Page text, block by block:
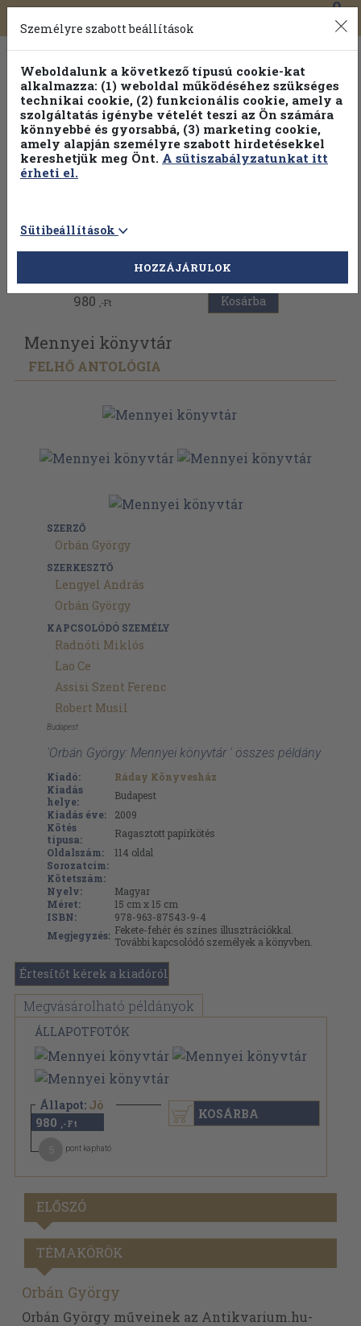
Toggle
navigation
0
Vissza az előző oldalra
980 ,-Ft Kosárba
Mennyei könyvtár
FELHŐ ANTOLÓGIA
SZERZŐ
Orbán György
SZERKESZTŐ
Lengyel András
Orbán György
KAPCSOLÓDÓ SZEMÉLY
Radnóti Miklós
Lao Ce
Assisi Szent Ferenc
Robert Musil
Budapest
'Orbán György: Mennyei könyvtár ' összes példány
Kiadó:
Ráday Könyvesház
Kiadás
helye:
Budapest
Kiadás éve:
2009
Kötés
típusa:
Ragasztott papírkötés
Oldalszám:
114 oldal
Sorozatcím:
Kötetszám:
Nyelv:
Magyar
Méret:
15 cm x 15 cm
ISBN:
978-963-87543-9-4
Megjegyzés: Fekete-fehér és színes illusztrációkkal.
További kapcsolódó személyek a könyvben.
Értesítőt kérek a kiadóról
Megvásárolható példányok
ÁLLAPOTFOTÓK
Állapot: Jó
980 ,-Ft
pont kapható
KOSÁRBA
ELŐSZÓ
TÉMAKÖRÖK
Orbán György
Orbán György műveinek az Antikvarium.hu-
Személyre szabott beállítások
Weboldalunk a következő típusú cookie-kat
alkalmazza: (1) weboldal működéséhez szükséges
technikai cookie, (2) funkcionális cookie, amely a
szolgáltatás igénybe vételét teszi az Ön számára
könnyebbé és gyorsabbá, (3) marketing cookie,
amely alapján személyre szabott hirdetésekkel
kereshetjük meg Önt. A sütiszabályzatunkat itt
érheti el.
Sütibeállítások
HOZZÁJÁRULOK